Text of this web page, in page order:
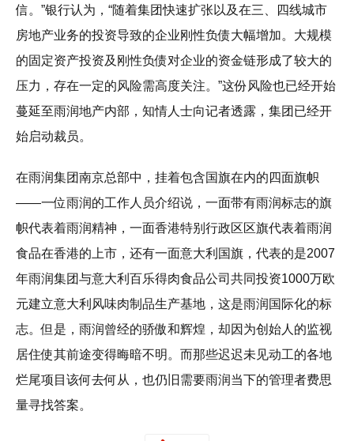
信。”银行认为，“随着集团快速扩张以及在三、四线城市
房地产业务的投资导致的企业刚性负债大幅增加。大规模
的固定资产投资及刚性负债对企业的资金链形成了较大的
压力，存在一定的风险需高度关注。”这份风险也已经开始
蔓延至雨润地产内部，知情人士向记者透露，集团已经开
始启动裁员。
在雨润集团南京总部中，挂着包含国旗在内的四面旗帜
——一位雨润的工作人员介绍说，一面带有雨润标志的旗
帜代表着雨润精神，一面香港特别行政区区旗代表着雨润
食品在香港的上市，还有一面意大利国旗，代表的是2007
年雨润集团与意大利百乐得肉食品公司共同投资1000万欧
元建立意大利风味肉制品生产基地，这是雨润国际化的标
志。但是，雨润曾经的骄傲和辉煌，却因为创始人的监视
居住使其前途变得晦暗不明。而那些迟迟未见动工的各地
烂尾项目该何去何从，也仍旧需要雨润当下的管理者费思
量寻找答案。